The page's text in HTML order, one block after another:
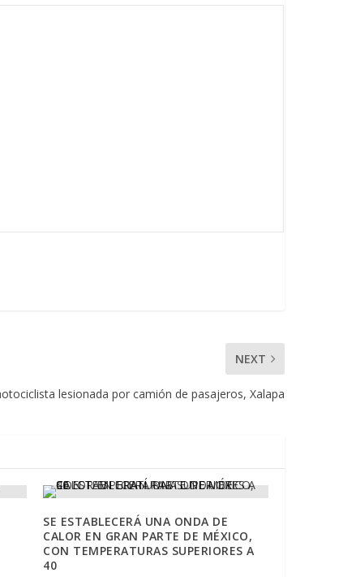
NEXT
lesionada por camión de pasajeros, Xalapa
SE ESTABLECERÁ UNA ONDA DE
CALOR EN GRAN PARTE DE MÉXICO,
CON TEMPERATURAS SUPERIORES A
40